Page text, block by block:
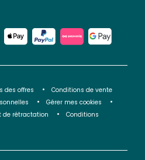
des offres
Conditions de vente
Gérer mes cookies
de rétractation
Conditions